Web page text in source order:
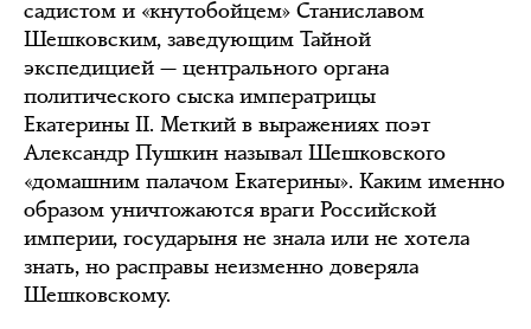
садистом и «кнутобойцем» Станиславом
Шешковским, заведующим Тайной
экспедицией — центрального органа
политического сыска императрицы
Екатерины II. Меткий в выражениях поэт
Александр Пушкин называл Шешковского
«домашним палачом Екатерины». Каким именно
образом уничтожаются враги Российской
империи, государыня не знала или не хотела
знать, но расправы неизменно доверяла
Шешковскому.